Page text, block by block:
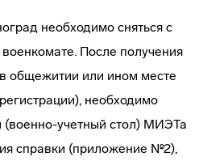
необходимо сняться с
После получения
общежитии или ином месте
необходимо
(военно-учетный стол) МИЭТа
справки (приложение №2),